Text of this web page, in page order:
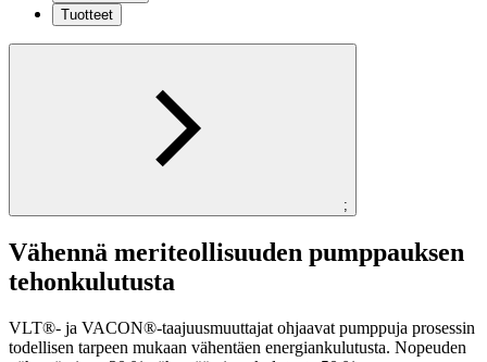
Tuotteet
;
Vähennä meriteollisuuden pumppauksen
tehonkulutusta
VLT®- ja VACON®-taajuusmuuttajat ohjaavat pumppuja prosessin
todellisen tarpeen mukaan vähentäen energiankulutusta. Nopeuden